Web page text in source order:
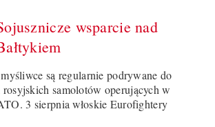
wsparcie nad
są regularnie podrywane do
samolotów operujących w
3 sierpnia włoskie Eurofightery